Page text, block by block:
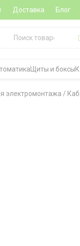
Доставка Блог
Щиты и боксы
электромонтажа /